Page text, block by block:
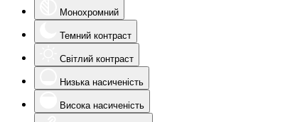
Монохромний
Темний контраст
Світлий контраст
Низька насиченість
Висока насиченість